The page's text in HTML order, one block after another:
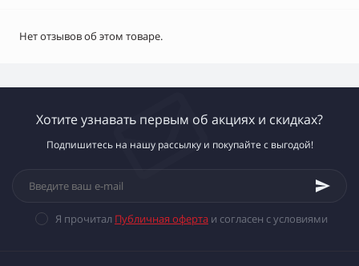
Нет отзывов об этом товаре.
Хотите узнавать первым об акциях и скидках?
Подпишитесь на нашу рассылку и покупайте с выгодой!
Я прочитал Публичная оферта и согласен с условиями